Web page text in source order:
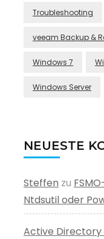
Troubleshooting
veeam Backup &
Windows 7
Windows Server
NEUESTE
Steffen zu
Ntdsutil oder
Active Directory